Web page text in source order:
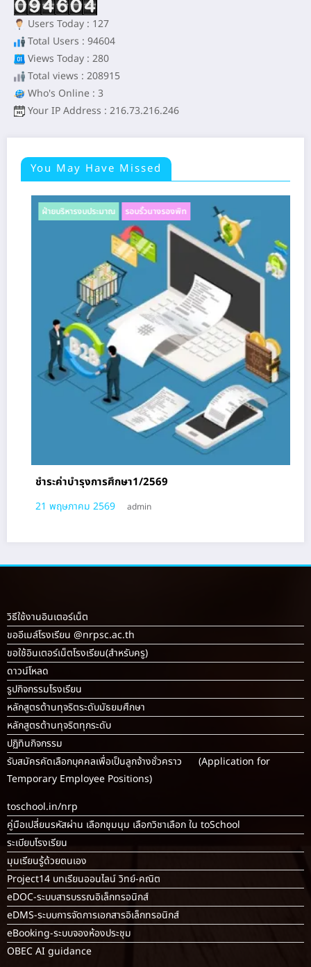
Users Today : 127
Total Users : 94604
Views Today : 280
Total views : 208915
Who's Online : 3
Your IP Address : 216.73.216.246
You May Have Missed
รอบรั้วนางรองพิท
คู่มือใช้งาน toschool [การเปลี่ยนรหัสผ่าน/การเลือก
เลือกหรือชุมนุม]
21 พฤษภาคม 2569 admin
วิธีใช้งานอินเตอร์เน็ต
รูปกิจกรรมโรงเรียน
หลักสูตรต้านทุจริตระดับมัธยมศึกษา
หลักสูตรต้านทุจริตทุกระดับ
ปฏิทินกิจกรรม
รับสมัครคัดเลือกบุคคลเพื่อเป็นลูกจ้างชั่วคราว (Application for
Temporary Employee Positions)
toschool.in/nrp
คู่มือเปลี่ยนรหัสผ่าน เลือกชุมนุม เลือกวิชาเลือก ใน toSchool
ระเบียบโรงเรียน
มุมเรียนรู้ด้วยตนเอง
Project14 บทเรียนออนไลน์ วิทย์-คณิต
eDOC-ระบบสารบรรณอิเล็กทรอนิกส์
eDMS-ระบบการจัดการเอกสารอิเล็กทรอนิกส์
eBooking-ระบบจองห้องประชุม
OBEC AI guidance
ระบบจองห้อง/สถานที่
กระดานสนทนา(forum)
ขออนุญาตออกนอกโรงเรียน
ระบบส่งแผนการสอนออนไลน์